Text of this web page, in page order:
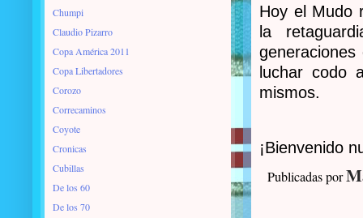
Hoy el Mudo
la
luchar codo
mismos.
¡Bienvenido
Publicadas por
Chumpi
Claudio Pizarro
Copa América 2011
Copa Libertadores
Corozo
Correcaminos
Coyote
Cronicas
Cubillas
De los 60
De los 70